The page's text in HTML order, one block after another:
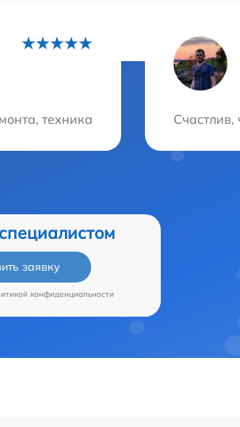
техника снова работает
заявку
конфиденциальности